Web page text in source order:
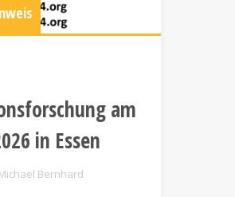
am
in Essen
Bernhard